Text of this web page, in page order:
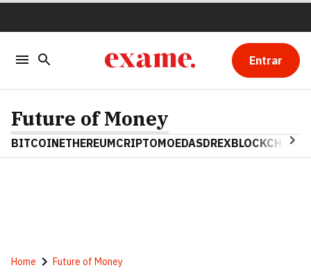
Entrar
Future of Money
BITCOINETHEREUMCRIPTOMOEDASDREXBLOCKCHAIN
Home Future of Money